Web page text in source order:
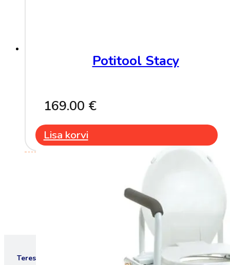
Potitool Stacy
169.00 €
Lisa korvi
Teresa OÜ